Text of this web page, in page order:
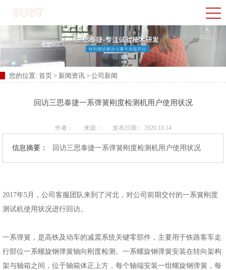
您的位置: 首页 > 新闻资讯 > 公司新闻
​回访三思泰捷一系弹簧刚度检测机用户使用状况
作者： 来源： 发布日期： 2020.10.14
信息摘要： ​回访三思泰捷一系弹簧刚度检测机用户使用状况
2017年5月，公司客服团队来到了河北，对公司前期交付的一系簧刚度
测试机使用状况进行回访。
一系弹簧，是高铁及动车的减震系统关键零部件，主要用于铁路客车走
行部位一系螺旋钢弹簧轴向刚度检测。一系螺旋钢弹簧安装在转向架构
架与轴箱之间，位于轴箱体正上方，每个轴端安装一组螺旋钢弹簧，每